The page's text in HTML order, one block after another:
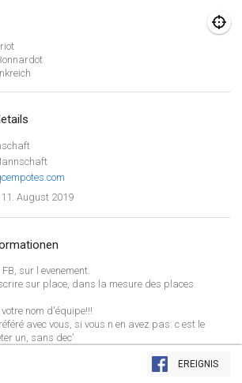
Liste anzeigen
11. August 2019
sur l evenement.
sur place, dans la mesure des places
nom d'équipe!!!
avec vous, si vous n en avez pas: c est le
un, sans dec'
EREIGNIS
Finnland
Finnland
Frankreich